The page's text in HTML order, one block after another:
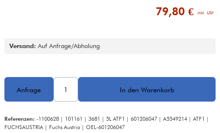
79,80 € inkl. USt
Versand: Auf Anfrage/Abholung
Referenzen: -1100628 | 101161 | 3681 | 5L ATF1 | 601206047 | A5549214 | ATF1 |
FUCHSAUSTRIA | Fuchs Austria | OEL-601206047